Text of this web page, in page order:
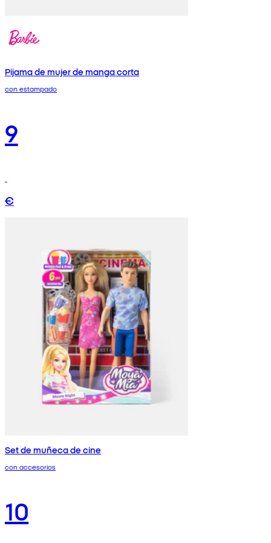
Pijama de mujer de manga corta
con estampado
9
€
Set de muñeca de cine
con accesorios
10